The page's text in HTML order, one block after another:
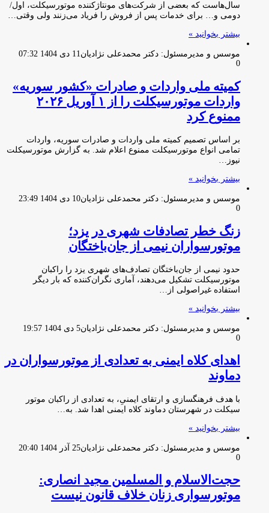
سال‌هاست که بعضی از شرکت‌های مونتاژکننده موتورسیکلت، اول/
دومی و… برای خدمات پس از فروش را فریاد می‌زنند ولی وقتی…
بیشتر بخوانید »
موسس و مدیرمسئول: دکتر محمدعلی نژادیان11 دی 1404 07:32
0
کمیته ملی واردات و صادرات «کشور سوریه»
واردات موتورسیکلت را از ۱ آوریل ۲۰۲۶
ممنوع کرد
بر اساس تصمیم کمیته ملی واردات و صادرات سوریه، واردات
تمامی انواع موتورسیکلت ممنوع اعلام شد. به گزارش موتورسیکلت
نیوز…
بیشتر بخوانید »
موسس و مدیرمسئول: دکتر محمدعلی نژادیان10 دی 1404 23:49
0
زنگ خطر تصادفات شهری در یزد؛
موتورسواران نیمی از جان‌باختگان
حدود نیمی از جان‌باختگان تصادف‌های شهری یزد را راکبان
موتورسیکلت تشکیل می‌دهند، آماری نگران‌کننده که بار دیگر
استفاده غیراصولی از…
بیشتر بخوانید »
موسس و مدیرمسئول: دکتر محمدعلی نژادیان5 دی 1404 19:57
0
اهدای کلاه ایمنی به تعدادی از موتورسواران در
دماوند
با هدف فرهنگسازی و ارتقای ایمنیِ، به تعدادی از راکبان موتور
سیکلت در شهرستان دماوند کلاه ایمنی اهدا شد. به…
بیشتر بخوانید »
موسس و مدیرمسئول: دکتر محمدعلی نژادیان25 آذر 1404 20:40
0
حجت‌الاسلام و المسلمین مجید انصاری:
موتورسواری زنان خلاف قانون نیست